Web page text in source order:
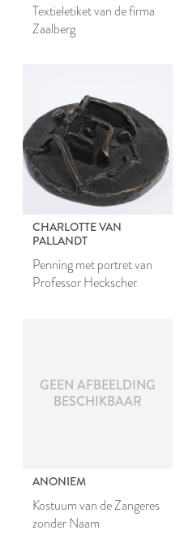
Textieletiket van de firma
Zaalberg
CHARLOTTE VAN
PALLANDT
Penning met portret van
Professor Heckscher
GEEN AFBEELDING
BESCHIKBAAR
ANONIEM
Kostuum van de Zangeres
zonder Naam